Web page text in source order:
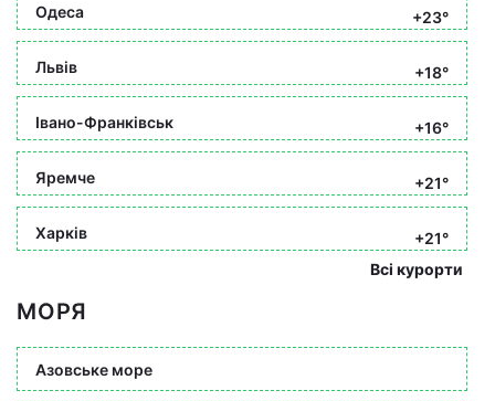
Одеса +23°
Львів +18°
Івано-Франківськ +16°
Яремче +21°
Харків
+21°
Всі курорти
МОРЯ
Азовське море